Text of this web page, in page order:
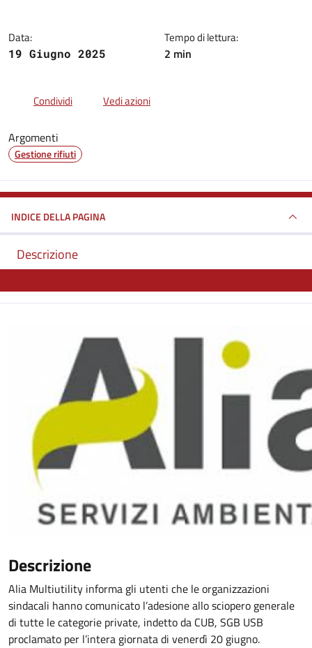
Data:
19 Giugno 2025
Tempo di lettura:
2 min
Condividi Vedi azioni
Argomenti
Gestione rifiuti
INDICE DELLA PAGINA
Descrizione
Descrizione
Alia Multiutility informa gli utenti che le organizzazioni
sindacali hanno comunicato l’adesione allo sciopero generale
di tutte le categorie private, indetto da CUB, SGB USB
proclamato per l’intera giornata di venerdì 20 giugno.